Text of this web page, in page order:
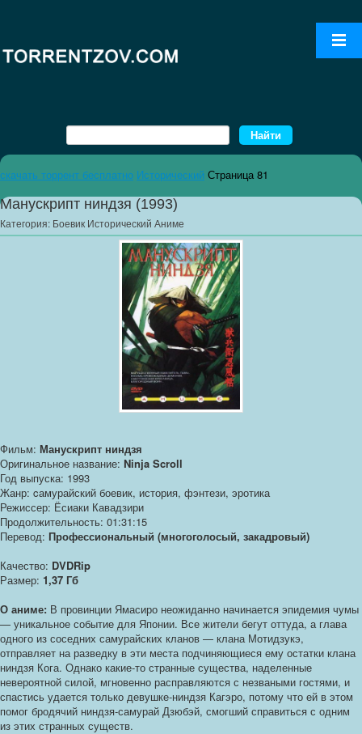
скачать торрент бесплатно Исторический Страница 81
Манускрипт ниндзя (1993)
Категория: Боевик Исторический Аниме
Фильм: Манускрипт ниндзя
Оригинальное название: Ninja Scroll
Год выпуска: 1993
Жанр: cамурайский боевик, история, фэнтези, эротика
Режиссер: Ёсиаки Кавадзири
Продолжительность: 01:31:15
Перевод: Профессиональный (многоголосый, закадровый)
Качество: DVDRip
Размер: 1,37 Гб
О аниме: В провинции Ямасиро неожиданно начинается эпидемия чумы
— уникальное событие для Японии. Все жители бегут оттуда, а глава
одного из соседних самурайских кланов — клана Мотидзукэ,
отправляет на разведку в эти места подчиняющиеся ему остатки клана
ниндзя Кога. Однако какие-то странные существа, наделенные
невероятной силой, мгновенно расправляются с незваными гостями, и
спастись удается только девушке-ниндзя Кагэро, потому что ей в этом
помог бродячий ниндзя-самурай Дзюбэй, смогший справиться с одним
из этих странных существ.